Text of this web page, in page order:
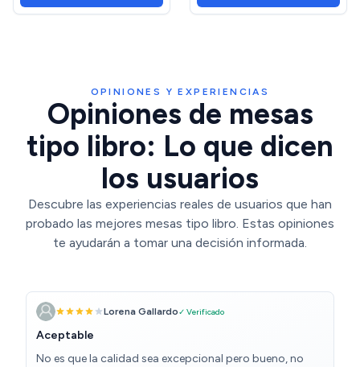
OPINIONES Y EXPERIENCIAS
Opiniones de mesas
tipo libro: Lo que dicen
los usuarios
Descubre las experiencias reales de usuarios que han
probado las mejores mesas tipo libro. Estas opiniones
te ayudarán a tomar una decisión informada.
Lorena Gallardo✓ Verificado
Aceptable
No es que la calidad sea excepcional pero bueno, no